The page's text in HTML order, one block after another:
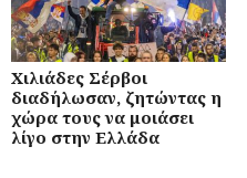
Χιλιάδες Σέρβοι
διαδήλωσαν, ζητώντας η
χώρα τους να μοιάσει
λίγο στην Ελλάδα